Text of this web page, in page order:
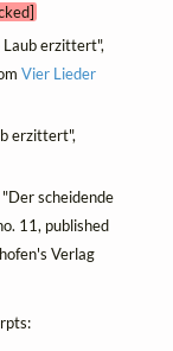
erzittert",
Vier Lieder
erzittert",
scheidende
11, published
Verlag